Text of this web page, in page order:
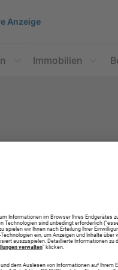
Anzeige
Immobilien